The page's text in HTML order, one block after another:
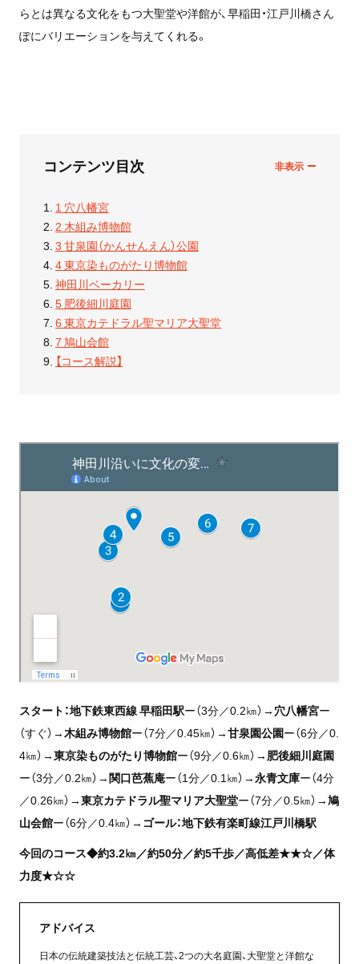
らとは異なる文化をもつ大聖堂や洋館が、早稲田・江戸川橋さん
ぽにバリエーションを与えてくれる。
コンテンツ目次
1 穴八幡宮
2 木組み博物館
3 甘泉園（かんせんえん）公園
4 東京染ものがたり博物館
神田川ベーカリー
5 肥後細川庭園
6 東京カテドラル聖マリア大聖堂
7 鳩山会館
【コース解説】
スタート：地下鉄東西線 早稲田駅ー（3分／0.2㎞）→ 穴八幡宮ー
（すぐ）→木組み博物館ー（7分／0.45㎞）→甘泉園公園ー（6分／0.
4㎞）→東京染ものがたり博物館ー（9分／0.6㎞）→ 肥後細川庭園
ー（3分／0.2㎞）→関口芭蕉庵ー（1分／0.1㎞）→永青文庫ー（4分
／0.26㎞）→東京カテドラル聖マリア大聖堂ー（7分／0.5㎞）→鳩
山会館ー（6分／0.4㎞）→ ゴール：地下鉄有楽町線江戸川橋駅
今回のコース◆約3.2㎞／約50分／約5千歩／高低差★★☆／体
力度★☆☆
アドバイス
日本の伝統建築技法と伝統工芸、2つの大名庭園、大聖堂と洋館な